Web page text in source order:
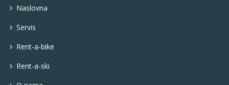
Naslovna
Servis
Rent-a-bike
Rent-a-ski